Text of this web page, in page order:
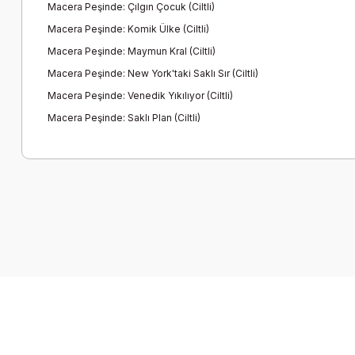
Macera Peşinde: Çılgın Çocuk (Ciltli)
Macera Peşinde: Komik Ülke (Ciltli)
Macera Peşinde: Maymun Kral (Ciltli)
Macera Peşinde: New York'taki Saklı Sır (Ciltli)
Macera Peşinde: Venedik Yıkılıyor (Ciltli)
Macera Peşinde: Saklı Plan (Ciltli)